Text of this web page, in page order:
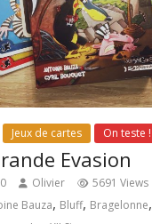
Jeux de cartes On teste !
Evasion
Olivier 5691 Views
Bauza, Bluff, Bragelonne,